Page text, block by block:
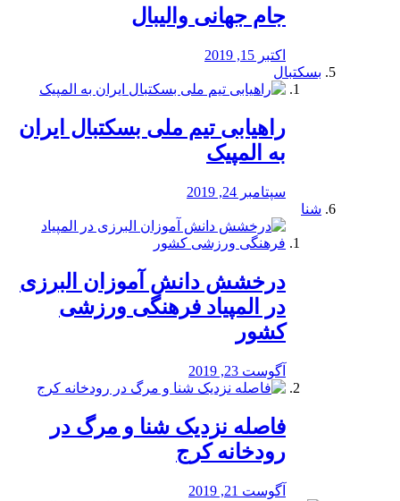
جام جهانی والیبال
اکتبر 15, 2019
بسکتبال
راهیابی تیم ملی بسکتبال ایران
به المپیک
سپتامبر 24, 2019
شنا
درخشش دانش آموزان البرزی
در المپیاد فرهنگی ورزشی
کشور
آگوست 23, 2019
️فاصله نزدیک شنا و مرگ در
رودخانه کرج
آگوست 21, 2019